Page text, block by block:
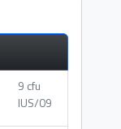
9 cfu
IUS/09